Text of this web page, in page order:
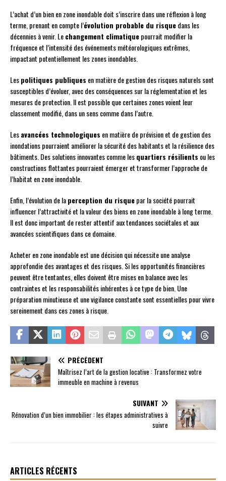
L’achat d’un bien en zone inondable doit s’inscrire dans une réflexion à long
terme, prenant en compte l’évolution probable du risquedans les
décennies à venir. Lechangement climatiquepourrait modifier la
fréquence et l’intensité des événements météorologiques extrêmes,
impactant potentiellement les zones inondables.
Lespolitiques publiques en matière de gestion des risques naturels sont
susceptibles d’évoluer, avec des conséquences sur la réglementation et les
mesures de protection. Il est possible que certaines zones voient leur
classement modifié, dans un sens comme dans l’autre.
Lesavancées technologiques en matière de prévision et de gestion des
inondations pourraient améliorer la sécurité des habitants et la résilience des
bâtiments. Des solutions innovantes comme lesquartiers résilients ou les
constructions flottantes pourraient émerger et transformer l’approche de
l’habitat en zone inondable.
Enfin, l’évolution de laperception du risquepar la société pourrait
influencer l’attractivité et la valeur des biens en zone inondable à long terme.
Il est donc important de rester attentif aux tendances sociétales et aux
avancées scientifiques dans ce domaine.
Acheter en zone inondable est une décision qui nécessite une analyse
approfondie des avantages et des risques. Si les opportunités financières
peuvent être tentantes, elles doivent être mises en balance avec les
contraintes et les responsabilités inhérentes à ce type de bien. Une
préparation minutieuse et une vigilance constante sont essentielles pour vivre
sereinement dans ces zones à risque.
PRÉCÉDENT
Maîtrisez l’art de la gestion locative : Transformez votre
immeuble en machine à revenus
SUIVANT
Rénovation d’un bien immobilier : les étapes administratives à
suivre
ARTICLES RÉCENTS